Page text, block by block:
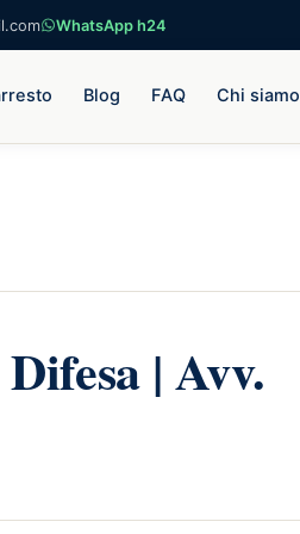
WhatsApp h24
Blog FAQ Chi siamo
| Avv.